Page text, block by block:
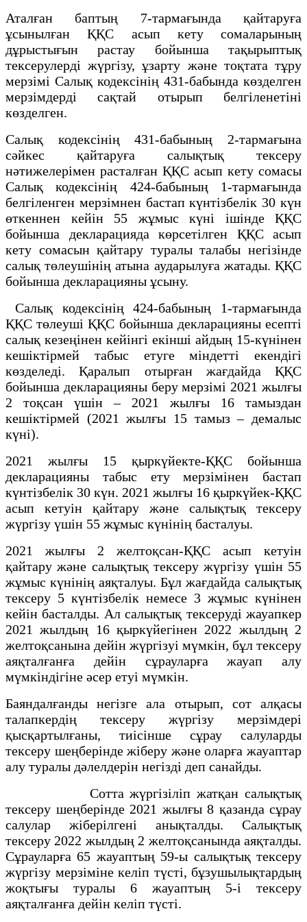
Аталған баптың 7-тармағында қайтаруға
ұсынылған ҚҚС асып кету сомаларының
дұрыстығын растау бойынша тақырыптық
тексерулерді жүргізу, ұзарту және тоқтата тұру
мерзімі Салық кодексінің 431-бабында көзделген
мерзімдерді сақтай отырып белгіленетіні
көзделген.
Салық кодексінің 431-бабының 2-тармағына
сәйкес қайтаруға салықтық тексеру
нәтижелерімен расталған ҚҚС асып кету сомасы
Салық кодексінің 424-бабының 1-тармағында
белгіленген мерзімнен бастап күнтізбелік 30 күн
өткеннен кейін 55 жұмыс күні ішінде ҚҚС
бойынша декларацияда көрсетілген ҚҚС асып
кету сомасын қайтару туралы талабы негізінде
салық төлеушінің атына аударылуға жатады. ҚҚС
бойынша декларацияны ұсыну.
Салық кодексінің 424-бабының 1-тармағында
ҚҚС төлеуші ҚҚС бойынша декларацияны есепті
салық кезеңінен кейінгі екінші айдың 15-күнінен
кешіктірмей табыс етуге міндетті екендігі
көзделеді. Қаралып отырған жағдайда ҚҚС
бойынша декларацияны беру мерзімі 2021 жылғы
2 тоқсан үшін – 2021 жылғы 16 тамыздан
кешіктірмей (2021 жылғы 15 тамыз – демалыс
күні).
2021 жылғы 15 қыркүйекте-ҚҚС бойынша
декларацияны табыс ету мерзімінен бастап
күнтізбелік 30 күн. 2021 жылғы 16 қыркүйек-ҚҚС
асып кетуін қайтару және салықтық тексеру
жүргізу үшін 55 жұмыс күнінің басталуы.
2021 жылғы 2 желтоқсан-ҚҚС асып кетуін
қайтару және салықтық тексеру жүргізу үшін 55
жұмыс күнінің аяқталуы. Бұл жағдайда салықтық
тексеру 5 күнтізбелік немесе 3 жұмыс күнінен
кейін басталды. Ал салықтық тексеруді жауапкер
2021 жылдың 16 қыркүйегінен 2022 жылдың 2
желтоқсанына дейін жүргізуі мүмкін, бұл тексеру
аяқталғанға дейін сұрауларға жауап алу
мүмкіндігіне әсер етуі мүмкін.
Баяндалғанды негізге ала отырып, сот алқасы
талапкердің тексеру жүргізу мерзімдері
қысқартылғаны, тиісінше сұрау салуларды
тексеру шеңберінде жіберу және оларға жауаптар
алу туралы дәлелдерін негізді деп санайды.
Сотта жүргізіліп жатқан салықтық
тексеру шеңберінде 2021 жылғы 8 қазанда сұрау
салулар жіберілгені анықталды. Салықтық
тексеру 2022 жылдың 2 желтоқсанында аяқталды.
Сұрауларға 65 жауаптың 59-ы салықтық тексеру
жүргізу мерзіміне келіп түсті, бұзушылықтардың
жоқтығы туралы 6 жауаптың 5-і тексеру
аяқталғанға дейін келіп түсті.